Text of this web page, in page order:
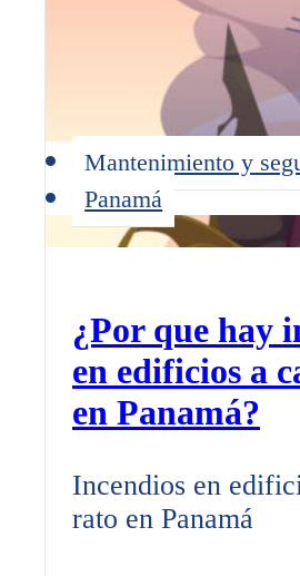
¿Por que hay
en edificios a
en Panamá?
Mantenimiento y
Panamá
Incendios en
rato en Panamá